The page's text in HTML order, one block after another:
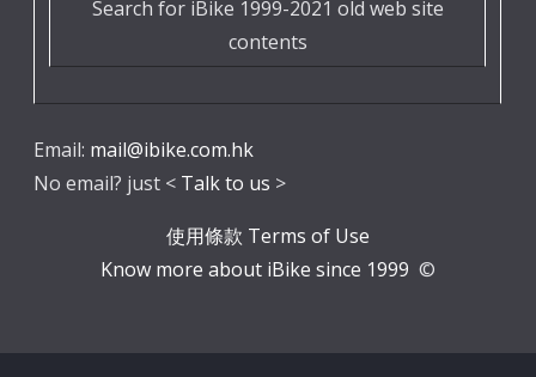
Search for iBike 1999-2021 old web site
contents
Email: mail@ibike.com.hk
No email? just < Talk to us >
使用條款 Terms of Use
Know more about iBike since 1999 ©